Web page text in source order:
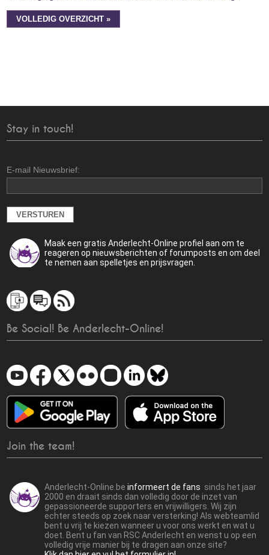
VOLLEDIG OVERZICHT »
Stay in touch!
E-mail Nieuwsbrief:
Maak een gratis Anderlecht-Online profiel aan om te
reageren op nieuwsberichten of forumposts en om deel
te nemen aan spelletjes en prijsvragen.
Be Social! Be Anderlecht-Online!
Join the team!
Anderlecht-Online.beinformeert de fans sinds het jaar
2000 en draait sinds dan volledig door de inzet van
gepassioneerde supporters en vrijwilligers. Wij zijn
echter steeds op zoek naar versterking! Als webteamlid
bent u vrij te kiezen wanneer u voor ons werkt en wat u
doet. Bent u fan van RSC Anderlecht en wenst u op een
volledig vrije manier bij te dragen aan onze site?